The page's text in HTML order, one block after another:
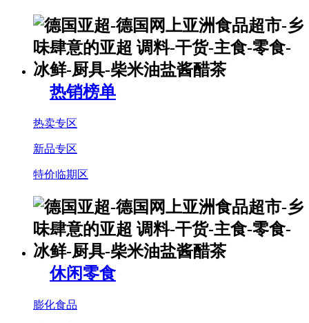
热销榜单
热卖专区
新品专区
特价临期区
休闲零食
膨化食品